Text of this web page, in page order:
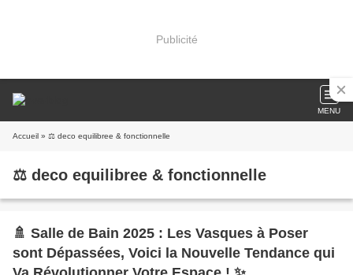
Publicité
MENU
Accueil » ⚖️ deco equilibree & fonctionnelle
⚖️ deco equilibree & fonctionnelle
🚿 Salle de Bain 2025 : Les Vasques à Poser
sont Dépassées, Voici la Nouvelle Tendance qui